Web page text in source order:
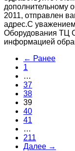
дополнительному
2011, отправлен
адрес.С
Оборудования ТЦ
информацией
← Ранее
1
…
37
38
39
40
41
…
211
Далее →